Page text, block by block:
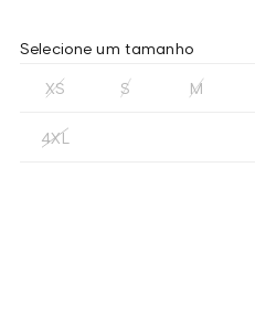
Selecione um tamanho
XS S M
4XL